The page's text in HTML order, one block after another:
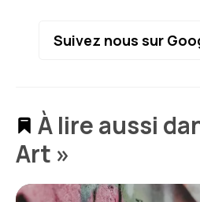
Suivez nous sur
À lire aussi
Art »